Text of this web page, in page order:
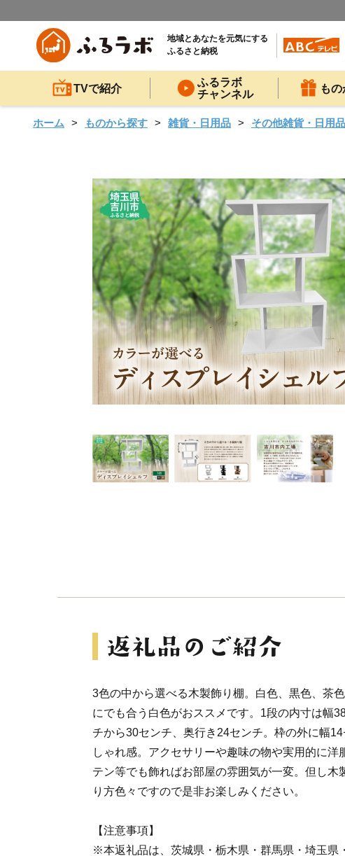
地域とあなたを元気にする
ふるさと納税
TVで紹介
ふるラボ
チャンネル
も
ホーム ものから探す 雑貨・日用品 その他雑貨・日用品
3色の中から選べる木製飾り棚。白色、黒色、茶
にでも合う白色がおススメです。1段の内寸は幅
チから30センチ、奥行き24センチ。枠の外に幅
しゃれ感。アクセサリーや趣味の物や実用的に洋
テン等でも飾ればお部屋の雰囲気が一変。但し木
り方色々ですので是非お楽しみください。
【注意事項】
※本返礼品は、茨城県・栃木県・群馬県・埼玉県